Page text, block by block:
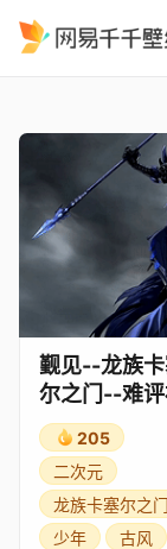
觐见--龙族
尔之门--难
帧重制
205
二次元
龙族卡塞尔之门
少年
古风